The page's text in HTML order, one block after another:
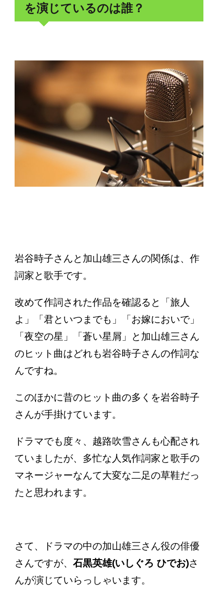
を演じているのは誰？
岩谷時子さんと加山雄三さんの関係は、作
詞家と歌手です。
改めて作詞された作品を確認ると「旅人
よ」「君といつまでも」「お嫁においで」
「夜空の星」「蒼い星屑」と加山雄三さん
のヒット曲はどれも岩谷時子さんの作詞な
んですね。
このほかに昔のヒット曲の多くを岩谷時子
さんが手掛けています。
ドラマでも度々、越路吹雪さんも心配され
ていましたが、多忙な人気作詞家と歌手の
マネージャーなんて大変な二足の草鞋だっ
たと思われます。
さて、ドラマの中の加山雄三さん役の俳優
さんですが、 石黒英雄(いしぐろ ひでお)さ
んが演じていらっしゃいます。